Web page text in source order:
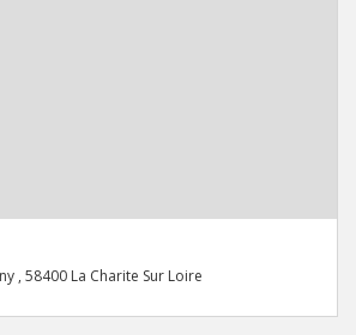
, 58400 La Charite Sur Loire